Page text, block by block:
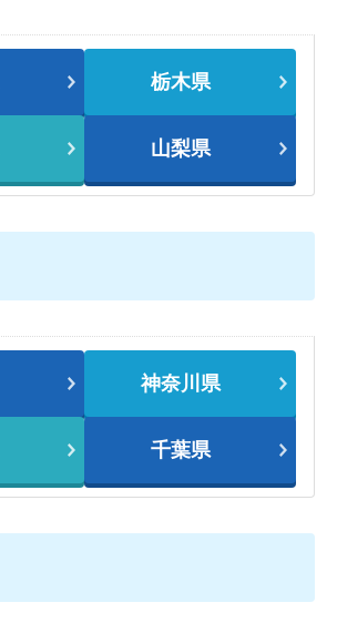
栃木県
山梨県
神奈川県
千葉県